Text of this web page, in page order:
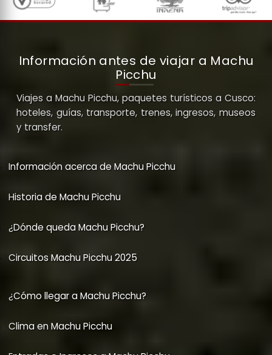
Información antes de viajar a Machu
Picchu
Viajes a Machu Picchu, paquetes turísticos a Cusco:
hoteles, guías, transporte, trenes, ingresos, museos
y transfer.
Información acerca de Machu Picchu
Historia de Machu Picchu
¿Dónde queda Machu Picchu?
Circuitos Machu Picchu 2025
¿Cómo llegar a Machu Picchu?
Clima en Machu Picchu